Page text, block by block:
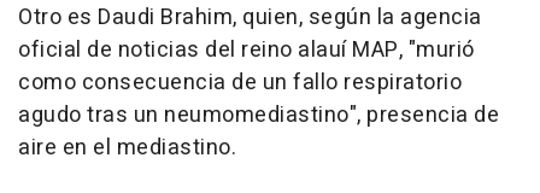
Otro es Daudi Brahim, quien, según la agencia
oficial de noticias del reino alauí MAP, "murió
como consecuencia de un fallo respiratorio
agudo tras un neumomediastino", presencia de
aire en el mediastino.